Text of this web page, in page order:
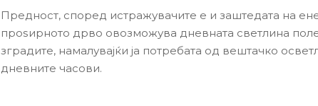
Предност, според истражувачите е и заштедата на
проѕирното дрво овозможува дневната светлина
зградите, намалувајќи ја потребата од вештачко
дневните часови.